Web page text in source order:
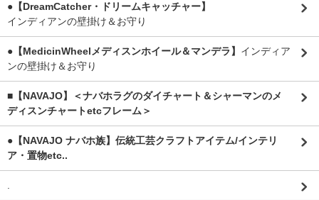
●【DreamCatcher・ドリームキャッチャー】
インディアンの壁掛け＆お守り
●【MedicinWheelメディスンホイール＆マンデラ】 インディア
ンの壁掛け＆お守り
■【NAVAJO】＜ナバホラグのダイチャート＆シャーマンのメ
ディスンチャートetcフレーム＞
●【NAVAJO ナバホ族】伝統工芸クラフトアイテム/インテリ
ア・置物etc..